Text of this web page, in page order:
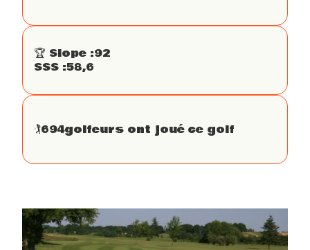
🏆 Slope :92
SSS :58,6
🏌694golfeurs ont joué ce golf